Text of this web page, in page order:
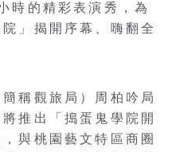
時的精彩表演秀，為
」揭開序幕、嗨翻全
稱觀旅局）周柏吟局
推出「搗蛋鬼學院開
與桃園藝文特區商圈